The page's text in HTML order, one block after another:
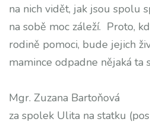
na nich vidět, jak jsou spolu
na sobě moc záleží. Proto,
rodině pomoci, bude jejich
mamince odpadne nějaká ta
Mgr. Zuzana Bartoňová
za spolek Ulita na statku